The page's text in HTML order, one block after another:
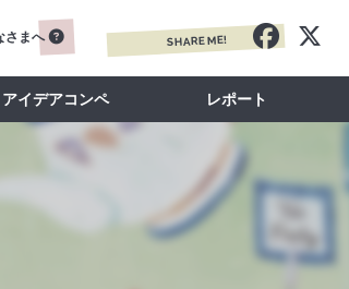
アイデアコンペ レポート
さまへ SHARE ME!